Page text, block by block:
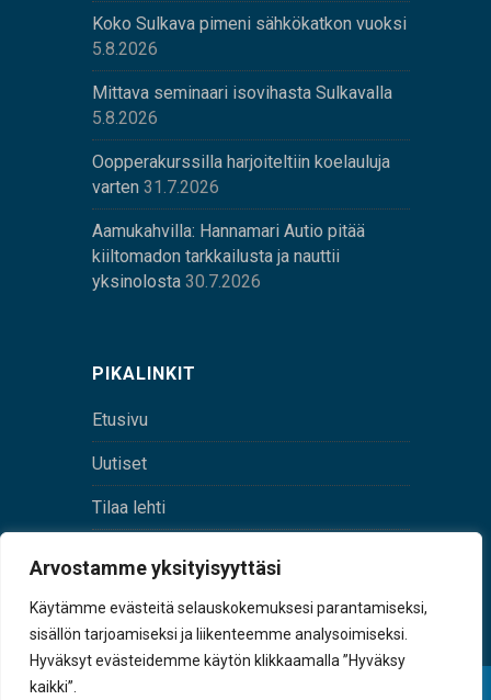
Arvostamme yksityisyyttäsi
Käytämme evästeitä selauskokemuksesi parantamiseksi,
sisällön tarjoamiseksi ja liikenteemme analysoimiseksi.
Hyväksyt evästeidemme käytön klikkaamalla ”Hyväksy
kaikki”.
Koko Sulkava pimeni sähkökatkon vuoksi
5.8.2026
Mittava seminaari isovihasta Sulkavalla
5.8.2026
Oopperakurssilla harjoiteltiin koelauluja
varten 31.7.2026
Aamukahvilla: Hannamari Autio pitää
kiiltomadon tarkkailusta ja nauttii
yksinolosta 30.7.2026
PIKALINKIT
Etusivu
Uutiset
Tilaa lehti